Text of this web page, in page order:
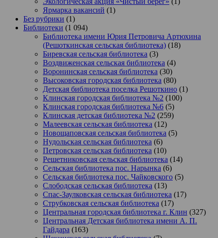
Ярмарка вакансий (1)
Без рубрики (1)
Библиотеки (1 094)
Библиотека имени Юрия Петровича Артюхина
(Решоткинская сельская библиотека) (18)
Биревская сельская библиотека (3)
Воздвиженская сельская библиотека (4)
Воронинская сельская библиотека (30)
Высоковская городская библиотека (80)
Детская библиотека поселка Решоткино (1)
Клинская городская библиотека №2 (100)
Клинская городская библиотека №6 (5)
Клинская детская библиотека №2 (259)
Малеевская сельская библиотека (12)
Новощаповская сельская библиотека (5)
Нудольская сельская библиотека (6)
Петровская сельская библиотека (10)
Решетниковская сельская библиотека (14)
Сельская библиотека пос. Нарынка (6)
Сельская библиотека пос. Чайковского (5)
Слободская сельская библиотека (13)
Спас-Заулковская сельская библиотека (17)
Струбковская сельская библиотека (17)
Центральная городская библиотека г. Клин (327)
Центральная Детская библиотека имени А. П.
Гайдара (163)